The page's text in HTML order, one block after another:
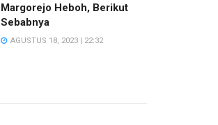
Margorejo Heboh, Berikut
Sebabnya
AGUSTUS 18, 2023 | 22:32